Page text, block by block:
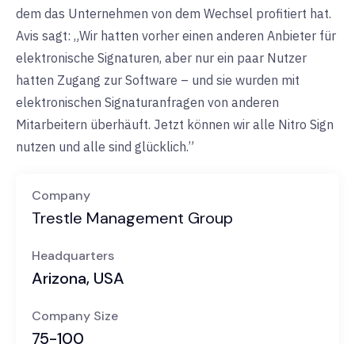
dem das Unternehmen von dem Wechsel profitiert hat.
Avis sagt: „Wir hatten vorher einen anderen Anbieter für
elektronische Signaturen, aber nur ein paar Nutzer
hatten Zugang zur Software – und sie wurden mit
elektronischen Signaturanfragen von anderen
Mitarbeitern überhäuft. Jetzt können wir alle Nitro Sign
nutzen und alle sind glücklich.”
Company
Trestle Management Group
Headquarters
Arizona, USA
Company Size
75-100